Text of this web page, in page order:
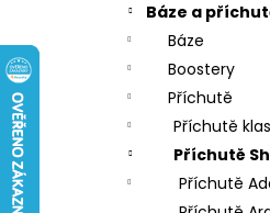
Báze a
Báze
Boostery
Příchutě
Příchutě
Příchutě
Příchutě